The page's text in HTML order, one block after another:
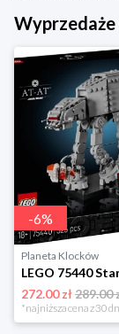
-6%
Planeta Klocków
272.00 zł289.00